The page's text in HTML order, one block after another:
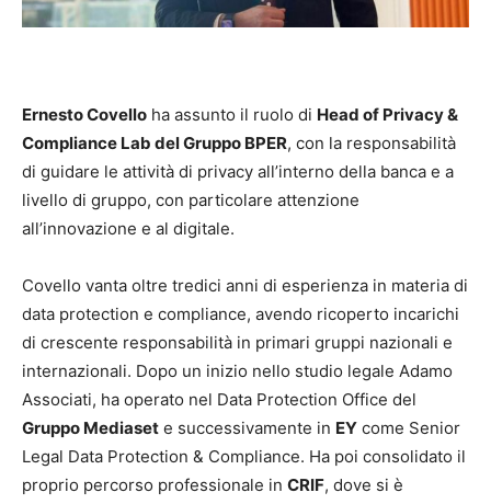
Ernesto Covello ha assunto il ruolo di Head of Privacy &
Compliance Lab del Gruppo BPER, con la responsabilità
di guidare le attività di privacy all’interno della banca e a
livello di gruppo, con particolare attenzione
all’innovazione e al digitale.
Covello vanta oltre tredici anni di esperienza in materia di
data protection e compliance, avendo ricoperto incarichi
di crescente responsabilità in primari gruppi nazionali e
internazionali. Dopo un inizio nello studio legale Adamo
Associati, ha operato nel Data Protection Office del
Gruppo Mediaset e successivamente in EY come Senior
Legal Data Protection & Compliance. Ha poi consolidato il
proprio percorso professionale in CRIF, dove si è